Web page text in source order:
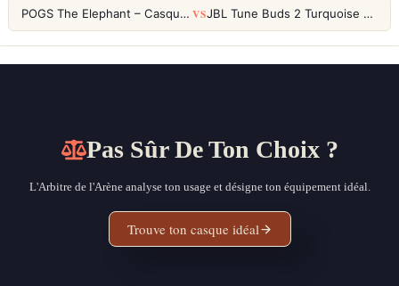
POGS The Elephant – Casque Filaire Enfants 85dB POGS-Safe™ (Éco-Responsable) VS JBL Tune Buds 2 Turquoise – Écouteurs True Wireless avec ANC et autonomie 48h
Pas Sûr De Ton Choix ?
L'Arbitre de l'Arène analyse ton usage et désigne ton équipement idéal.
Trouve ton casque idéal